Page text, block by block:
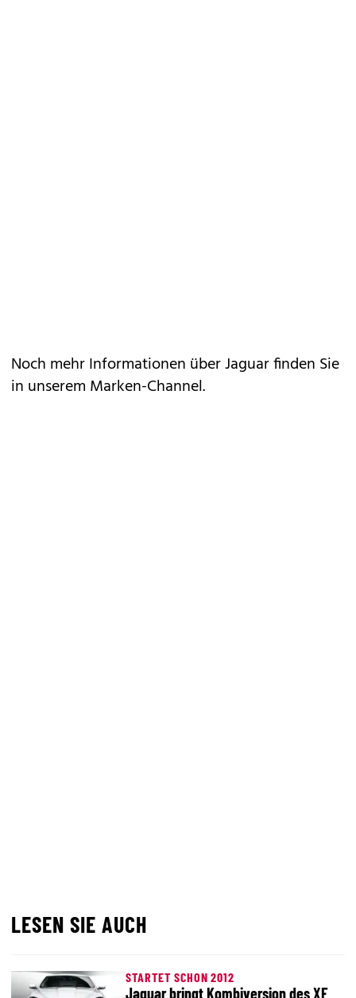
Noch mehr Informationen über Jaguar finden Sie
in unserem Marken-Channel.
LESEN SIE AUCH
STARTET SCHON 2012
Jaguar bringt Kombiversion des XF